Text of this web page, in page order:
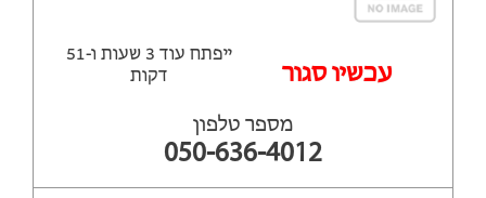
עכשיו סגור
ייפתח עוד 3 שעות ‫ו-51
דקות
מספר טלפון
050-636-4012